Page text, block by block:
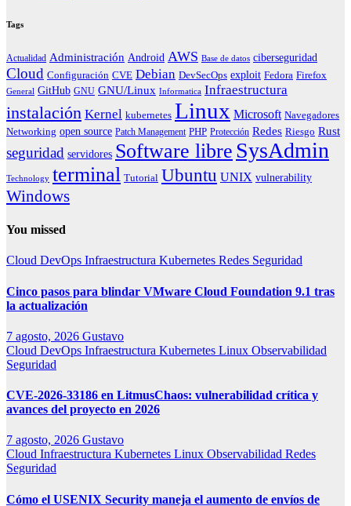
Tags
Actualidad Administración Android AWS Base de datos ciberseguridad
Cloud Configuración CVE Debian DevSecOps exploit Fedora Firefox
General GitHub GNU GNU/Linux Informatica Infraestructura
instalación Kernel kubernetes Linux Microsoft Navegadores
Networking open source Patch Management PHP Protección Redes Riesgo Rust
seguridad servidores Software libre SysAdmin
Technology terminal Tutorial Ubuntu UNIX vulnerability
Windows
You missed
Cloud DevOps Infraestructura Kubernetes Redes Seguridad
Cinco pasos para blindar VMware Cloud Foundation 9.1 tras
la actualización
7 agosto, 2026 Gustavo
Cloud DevOps Infraestructura Kubernetes Linux Observabilidad
Seguridad
CVE-2026-33186 en LitmusChaos: vulnerabilidad crítica y
avances del proyecto en 2026
7 agosto, 2026 Gustavo
Cloud Infraestructura Kubernetes Linux Observabilidad Redes
Seguridad
Cómo el USENIX Security maneja el aumento de envíos de